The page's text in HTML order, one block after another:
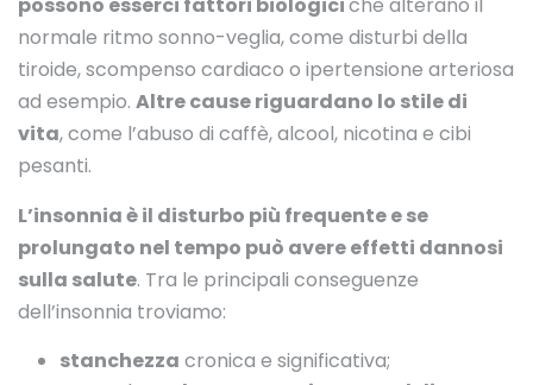
normale ritmo sonno-veglia, come disturbi della
tiroide, scompenso cardiaco o ipertensione arteriosa
ad esempio. Altre cause riguardano lo stile di
vita, come l’abuso di caffè, alcool, nicotina e cibi
pesanti.
L’insonnia è il disturbo più frequente e se
prolungato nel tempo può avere effetti dannosi
sulla salute. Tra le principali conseguenze
dell’insonnia troviamo:
stanchezza cronica e significativa;